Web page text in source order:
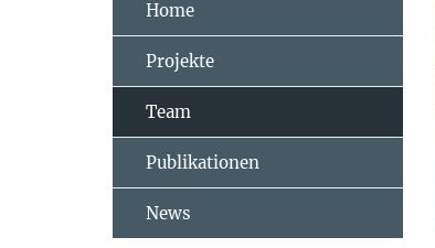
Home
Projekte
Team
Publikationen
News